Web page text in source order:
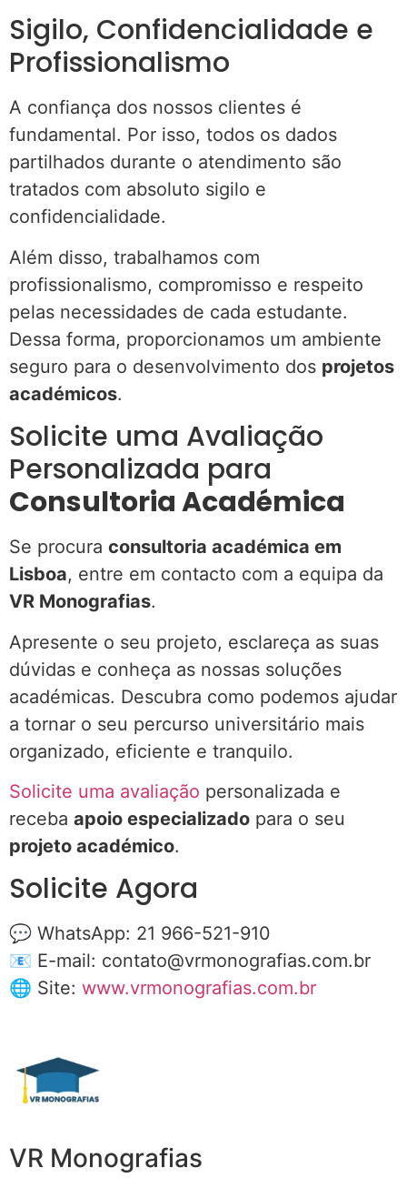
Sigilo, Confidencialidade e
Profissionalismo
A confiança dos nossos clientes é
fundamental. Por isso, todos os dados
partilhados durante o atendimento são
tratados com absoluto sigilo e
confidencialidade.
Além disso, trabalhamos com
profissionalismo, compromisso e respeito
pelas necessidades de cada estudante.
Dessa forma, proporcionamos um ambiente
seguro para o desenvolvimento dos projetos
académicos.
Solicite uma Avaliação
Personalizada para
Consultoria Académica
Se procura consultoria académica em
Lisboa, entre em contacto com a equipa da
VR Monografias.
Apresente o seu projeto, esclareça as suas
dúvidas e conheça as nossas soluções
académicas. Descubra como podemos ajudar
a tornar o seu percurso universitário mais
organizado, eficiente e tranquilo.
Solicite uma avaliação personalizada e
receba apoio especializado para o seu
projeto académico.
Solicite Agora
💬 WhatsApp: 21 966-521-910
📧 E-mail: contato@vrmonografias.com.br
🌐 Site: www.vrmonografias.com.br
VR Monografias